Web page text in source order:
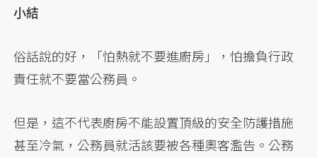
小結
俗話說的好，「怕熱就不要進廚房」，怕擔負行政
責任就不要當公務員。
但是，這不代表廚房不能設置頂級的安全防護措施
甚至冷氣，公務員就活該要被各種奧客濫告。公務